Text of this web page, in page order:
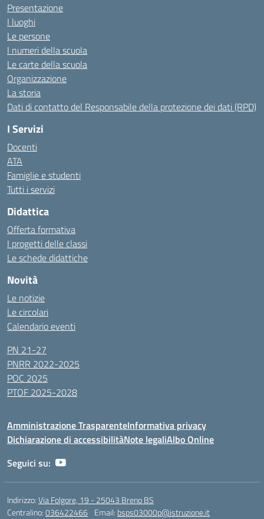
Presentazione
I luoghi
Le persone
I numeri della scuola
Le carte della scuola
Organizzazione
La storia
Dati di contatto del Responsabile della protezione dei dati (RPD)
I Servizi
Docenti
ATA
Famiglie e studenti
Tutti i servizi
Didattica
Offerta formativa
I progetti delle classi
Le schede didattiche
Novità
Le notizie
Le circolari
Calendario eventi
PN 21-27
PNRR 2022-2025
POC 2025
PTOF 2025-2028
Amministrazione TrasparenteInformativa privacy
Dichiarazione di accessibilitàNote legaliAlbo Online
Seguici su:
Indirizzo:Via Folgore, 19 - 25043 Breno BS
Centralino:036422466 Email: bsps03000p@istruzione.it